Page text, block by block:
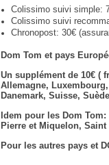
Colissimo suivi simple:
Colissimo suivi
Chronopost: 30€
Dom Tom et pays
Un supplément de 10€ (
Allemagne,
Danemark, Suisse,
Idem pour les Dom
Pierre et Miquelon,
Pour les autres pays et